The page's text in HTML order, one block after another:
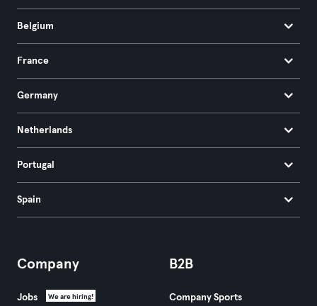
Belgium
France
Germany
Netherlands
Portugal
Spain
Company
Jobs We are hiring!
B2B
Company Sports